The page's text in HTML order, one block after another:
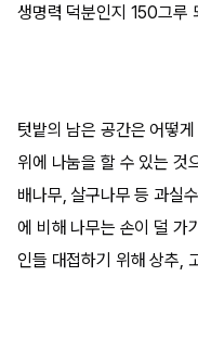
생명력 덕분인지 150그루
텃밭의 남은 공간은 어떻
위에 나눔을 할 수 있는 것
배나무, 살구나무 등 과실
에 비해 나무는 손이 덜 가
인들 대접하기 위해 상추,